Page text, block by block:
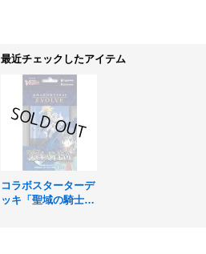
最近チェックしたアイテム
コラボスターターデ
ッキ「聖域の騎士